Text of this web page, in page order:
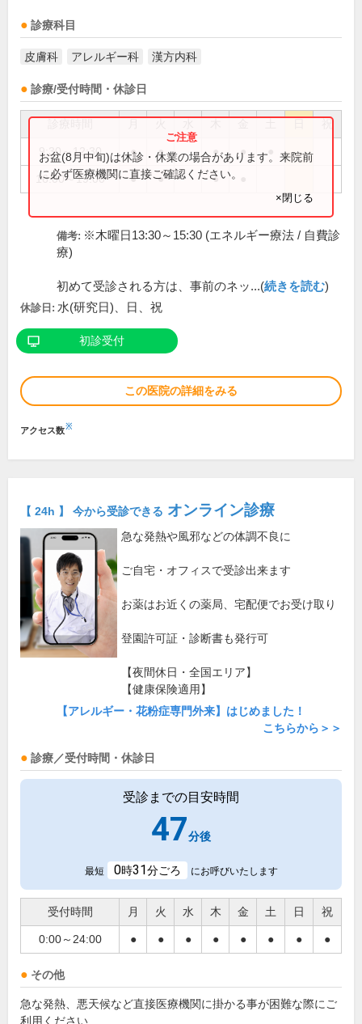
診療科目
皮膚科 アレルギー科 漢方内科
診療/受付時間・休診日
祝
9:30～12:30 ● ● ● ●
16:00～19:00 ● ● ●
お盆(8月中旬)は休診・休業の場合があります。来院前
に必ず医療機関に直接ご確認ください。
×閉じる
備考: ※木曜日13:30～15:30 (エネルギー療法 / 自費診
療)
初めて受診される方は、事前のネッ...(続きを読む)
休診日: 水(研究日)、日、祝
初診受付
この医院の詳細をみる
アクセス数※
【 24h 】 今から受診できる オンライン診療
急な発熱や風邪などの体調不良に
ご自宅・オフィスで受診出来ます
お薬はお近くの薬局、宅配便でお受け取り
登園許可証・診断書も発行可
【夜間休日・全国エリア】
【健康保険適用】
【アレルギー・花粉症専門外来】はじめました！
こちらから＞＞
診療／受付時間・休診日
受診までの目安時間
47分後
最短 0時31分ごろ にお呼びいたします
受付時間 月 火 水 木 金 土 日 祝
0:00～24:00 ● ● ● ● ● ● ● ●
その他
急な発熱、悪天候など直接医療機関に掛かる事が困難な際にご
利用ください